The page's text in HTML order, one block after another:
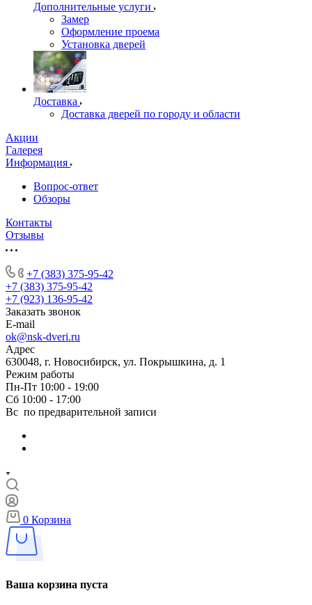
Дополнительные услуги
Замер
Оформление проема
Установка дверей
Доставка
Доставка дверей по городу и области
Акции
Галерея
Информация
Вопрос-ответ
Обзоры
Контакты
Отзывы
+7 (383) 375-95-42
+7 (383) 375-95-42
+7 (923) 136-95-42
Заказать звонок
E-mail
ok@nsk-dveri.ru
Адрес
630048, г. Новосибирск, ул. Покрышкина, д. 1
Режим работы
Пн-Пт 10:00 - 19:00
Сб 10:00 - 17:00
Вс по предварительной записи
0 Корзина
Ваша корзина пуста